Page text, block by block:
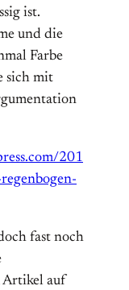
ist.
und die
Farbe
sich mit
201
fast noch
Artikel auf